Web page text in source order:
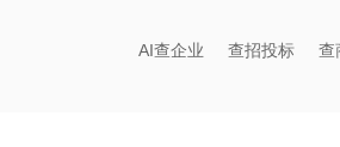
AI查企业 查招投标 查